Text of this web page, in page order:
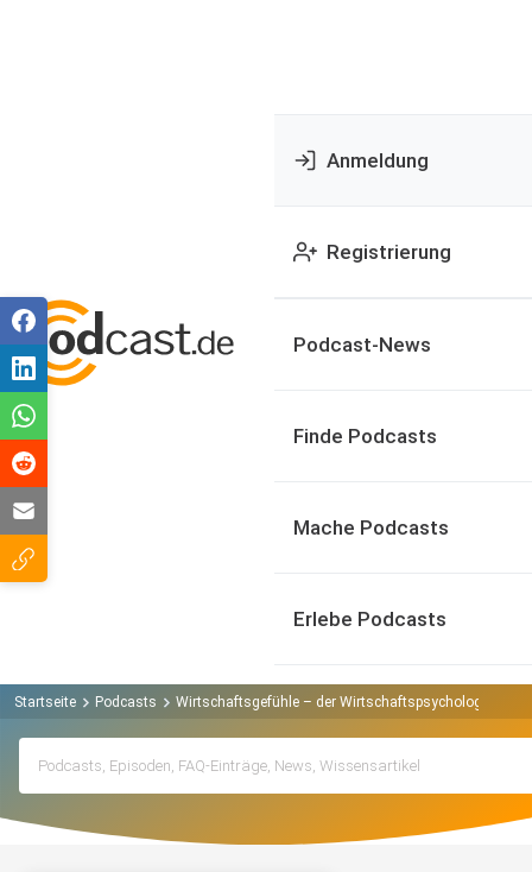
Anmeldung
Registrierung
Podcast-News
Finde Podcasts
Mache Podcasts
Erlebe Podcasts
Startseite Podcasts Wirtschaftsgefühle – der Wirtschaftspsychologie-